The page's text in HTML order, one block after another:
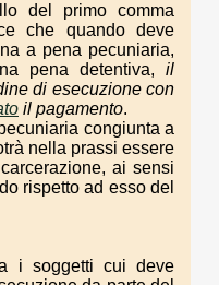
del primo comma
che quando deve
a pena pecuniaria,
pena detentiva, il
di esecuzione con
il pagamento.
congiunta a
nella prassi essere
ai sensi
rispetto ad esso del
i soggetti cui deve